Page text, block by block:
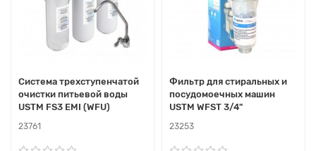
Система трехступенчатой
очистки питьевой воды
USTM FS3 EMI (WFU)
23761
Фильтр для стиральных и
посудомоечных машин
USTM WFST 3/4"
23253